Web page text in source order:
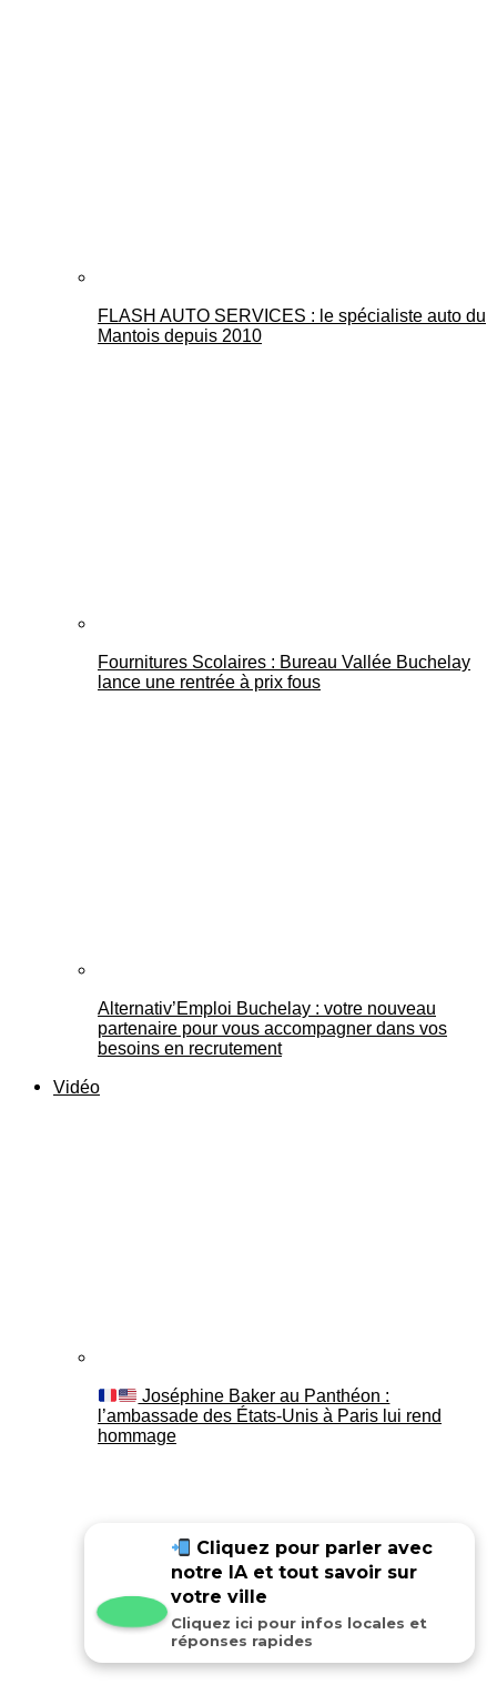
FLASH AUTO SERVICES : le spécialiste auto du
Mantois depuis 2010
Fournitures Scolaires : Bureau Vallée Buchelay
lance une rentrée à prix fous
Alternativ’Emploi Buchelay : votre nouveau
partenaire pour vous accompagner dans vos
besoins en recrutement
Vidéo
Joséphine Baker au Panthéon :
l’ambassade des États-Unis à Paris lui rend
hommage
Cliquez pour parler avec
notre IA et tout savoir sur
votre ville
Cliquez ici pour infos locales et
réponses rapides